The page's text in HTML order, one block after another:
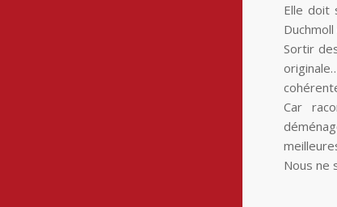
Elle doit
Sortir
Car
Nous ne